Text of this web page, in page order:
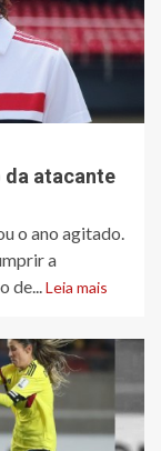
da atacante
o ano agitado.
a
de...Leia mais